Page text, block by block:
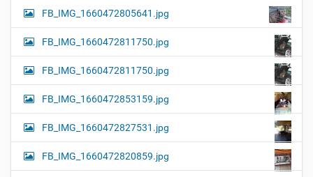
FB_IMG_1660472805641.jpg
FB_IMG_1660472811750.jpg
FB_IMG_1660472811750.jpg
FB_IMG_1660472853159.jpg
FB_IMG_1660472827531.jpg
FB_IMG_1660472820859.jpg